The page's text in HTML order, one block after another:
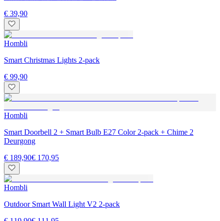
€ 39,90
Hombli
Smart Christmas Lights 2-pack
€ 99,90
Hombli
Smart Doorbell 2 + Smart Bulb E27 Color 2-pack + Chime 2
Deurgong
€ 189,90€ 170,95
Hombli
Outdoor Smart Wall Light V2 2-pack